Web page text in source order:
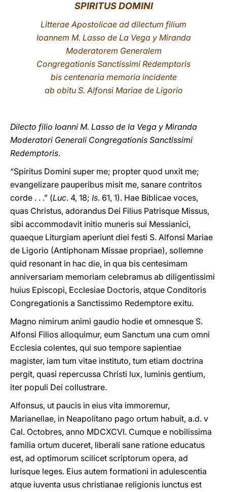
LATINE
SPIRITUS DOMINI
Litterae Apostolicae ad dilectum filium
Ioannem M. Lasso de La Vega y Miranda
Moderatorem Generalem
Congregationis Sanctissimi Redemptoris
bis centenaria memoria incidente
ab obitu S. Alfonsi Mariae de Ligorio
Dilecto filio Ioanni M. Lasso de la Vega y Miranda
Moderatori Generali Congregationis Sanctissimi
Redemptoris.
“Spiritus Domini super me; propter quod unxit me;
evangelizare pauperibus misit me, sanare contritos
corde . . .” (Luc. 4, 18; Is. 61, 1). Hae Biblicae voces,
quas Christus, adorandus Dei Filius Patrisque Missus,
sibi accommodavit initio muneris sui Messianici,
quaeque Liturgiam aperiunt diei festi S. Alfonsi Mariae
de Ligorio (Antiphonam Missae propriae), sollemne
quid resonant in hac die, in qua bis centesimam
anniversariam memoriam celebramus ab diligentissimi
huius Episcopi, Ecclesiae Doctoris, atque Conditoris
Congregationis a Sanctissimo Redemptore exitu.
Magno nimirum animi gaudio hodie et omnesque S.
Alfonsi Filios alloquimur, eum Sanctum una cum omni
Ecclesia colentes, qui suo tempore sapientiae
magister, iam tum vitae instituto, tum etiam doctrina
pergit, quasi repercussa Christi lux, luminis gentium,
iter populi Dei collustrare.
Alfonsus, ut paucis in eius vita immoremur,
Marianellae, in Neapolitano pago ortum habuit, a.d. v
Cal. Octobres, anno MDCXCVI. Cumque e nobilissima
familia ortum duceret, liberali sane ratione educatus
est, ad optimorum scilicet scriptorum opera, ad
Iurisque leges. Eius autem formationi in adulescentia
atque iuventa usus christianae religionis iunctus est